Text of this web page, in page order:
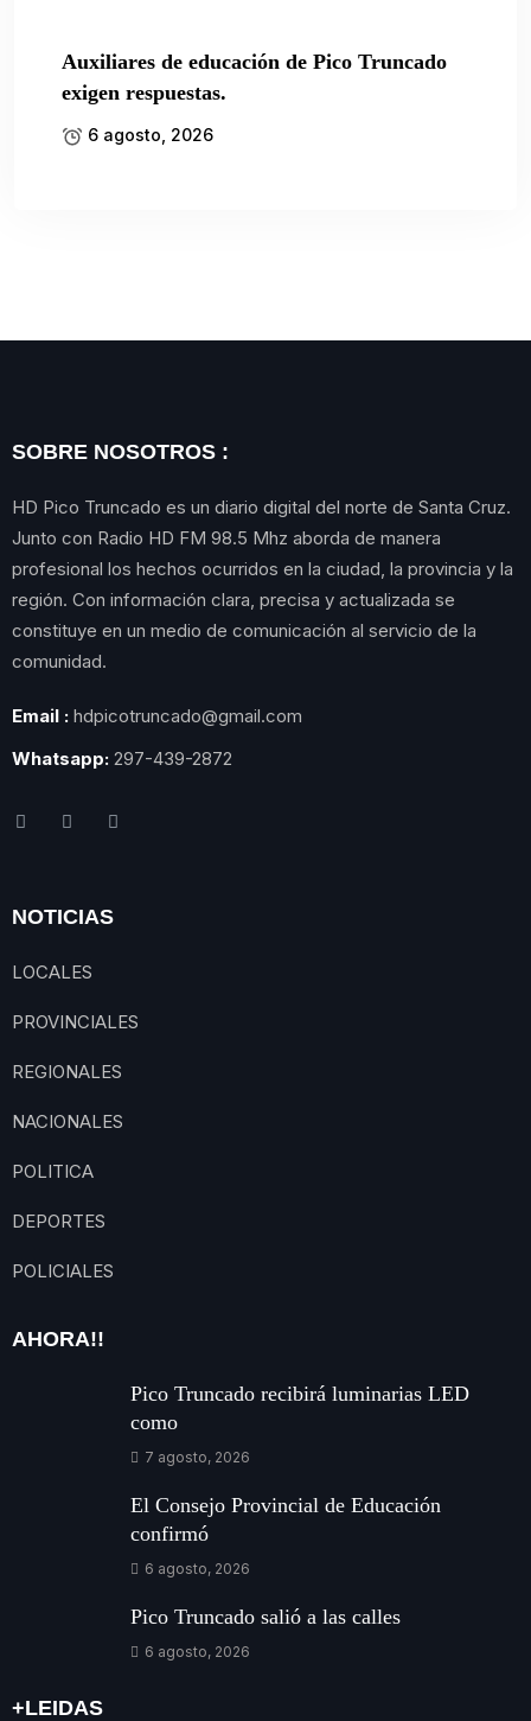
Auxiliares de educación de Pico Truncado
exigen respuestas.
6 agosto, 2026
SOBRE NOSOTROS :
HD Pico Truncado es un diario digital del norte de Santa Cruz.
Junto con Radio HD FM 98.5 Mhz aborda de manera
profesional los hechos ocurridos en la ciudad, la provincia y la
región. Con información clara, precisa y actualizada se
constituye en un medio de comunicación al servicio de la
comunidad.
Email : hdpicotruncado@gmail.com
Whatsapp: 297-439-2872
NOTICIAS
LOCALES
PROVINCIALES
REGIONALES
NACIONALES
POLITICA
DEPORTES
POLICIALES
AHORA!!
Pico Truncado recibirá luminarias LED
como
7 agosto, 2026
El Consejo Provincial de Educación
confirmó
6 agosto, 2026
Pico Truncado salió a las calles
6 agosto, 2026
+LEIDAS